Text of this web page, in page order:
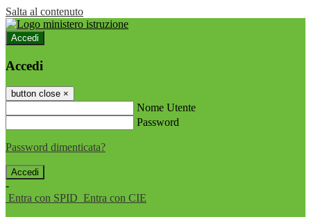
Salta al contenuto
Accedi
Accedi
button close ×
Nome Utente
Password
Password dimenticata?
-
Entra con SPID Entra con CIE